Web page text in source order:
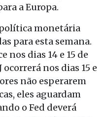
a Europa.
monetária
para esta semana.
nos dias 14 e 15 de
nos dias 15 e
não esperarem
eles aguardam
o Fed deverá